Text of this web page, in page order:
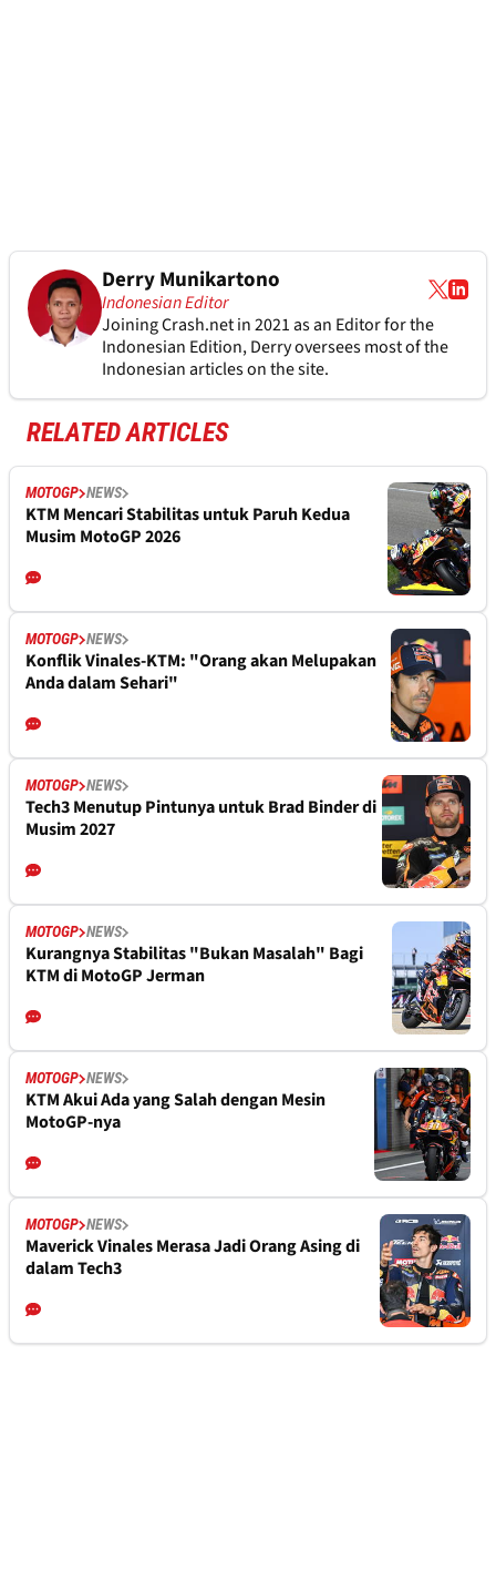
Derry Munikartono
Indonesian Editor
Joining Crash.net in 2021 as an Editor for the
Indonesian Edition, Derry oversees most of the
Indonesian articles on the site.
RELATED ARTICLES
MOTOGP NEWS
KTM Mencari Stabilitas untuk Paruh Kedua
Musim MotoGP 2026
MOTOGP NEWS
Konflik Vinales-KTM: "Orang akan Melupakan
Anda dalam Sehari"
MOTOGP NEWS
Tech3 Menutup Pintunya untuk Brad Binder di
Musim 2027
MOTOGP NEWS
Kurangnya Stabilitas "Bukan Masalah" Bagi
KTM di MotoGP Jerman
MOTOGP NEWS
KTM Akui Ada yang Salah dengan Mesin
MotoGP-nya
MOTOGP NEWS
Maverick Vinales Merasa Jadi Orang Asing di
dalam Tech3